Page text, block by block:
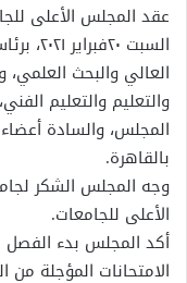
عقد المجلس الأعلى
السبت
العالي والبحث
والتعليم والتعليم
المجلس، والسادة
بالقاهرة.
وجه المجلس الشكر
الأعلى للجامعات.
أكد المجلس بدء الفصل
الامتحانات المؤجلة